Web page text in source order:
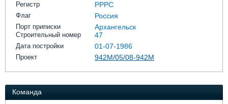
Регистр РРРС
Флаг Россия
Порт приписки Архангельск
Строительный номер 47
Дата постройки 01-07-1986
Проект 942М/05/08-942М
Команда